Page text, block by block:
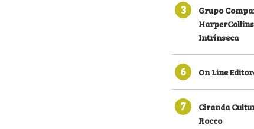
3
Grupo
Intrínseca
6 On Line
7
Ciranda
Rocco